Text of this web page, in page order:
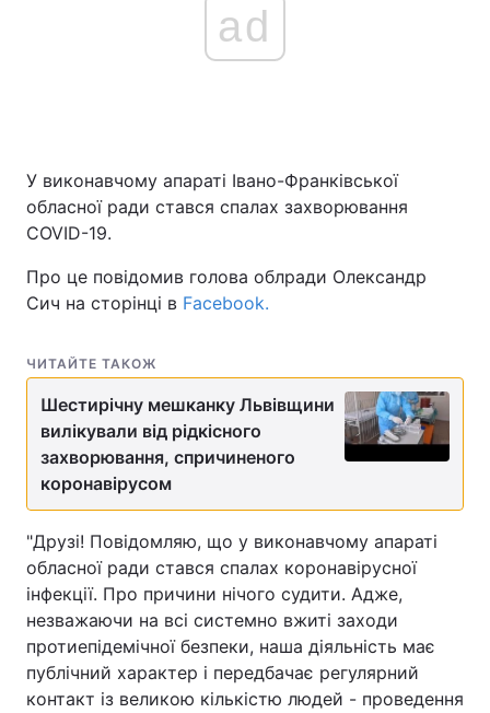
ad
У виконавчому апараті Івано-Франківської
обласної ради стався спалах захворювання
COVID-19.
Про це повідомив голова облради Олександр
Сич на сторінці в Facebook.
ЧИТАЙТЕ ТАКОЖ
Шестирічну мешканку Львівщини
вилікували від рідкісного
захворювання, спричиненого
коронавірусом
"Друзі! Повідомляю, що у виконавчому апараті
обласної ради стався спалах коронавірусної
інфекції. Про причини нічого судити. Адже,
незважаючи на всі системно вжиті заходи
протиепідемічної безпеки, наша діяльність має
публічний характер і передбачає регулярний
контакт із великою кількістю людей - проведення